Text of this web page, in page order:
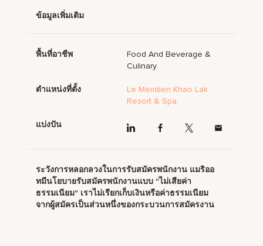
ข้อมูลเพิ่มเติม
พื้นที่อาชีพ
Food And Beverage &
Culinary
ตำแหน่งที่ตั้ง
Le Meridien Khao Lak
Resort & Spa
แบ่งปัน
ระวังการหลอกลวงในการรับสมัครพนักงาน แมริออ
ทมีนโยบายรับสมัครพนักงานแบบ "ไม่เสียค่า
ธรรมเนียม" เราไม่เรียกเก็บเงินหรือค่าธรรมเนียม
จากผู้สมัครเป็นส่วนหนึ่งของกระบวนการสมัครงาน